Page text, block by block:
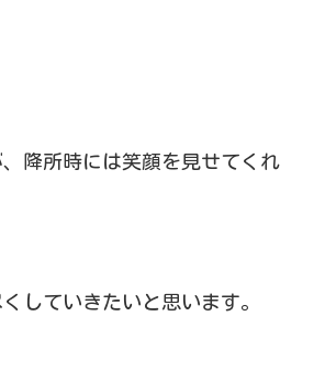
降所時には笑顔を見せてくれ
していきたいと思います。